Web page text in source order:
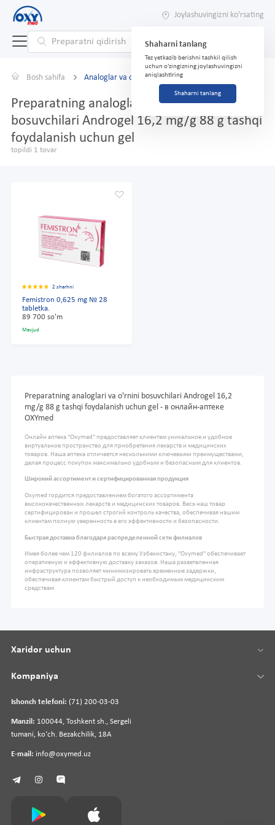
Joylashuvingizni ko'rsating
Shaharni tanlang
Tez yetkazib berishni tashkil qilish
uchun o'zingizning joylashuvingizni
aniqlashtiring
Shaharni tanlang
Bosh sahifa Analoglar va o'rnini bosuvchilar
Preparatning analoglari va o'rnini
bosuvchilari Androgel 16,2 mg/g 88 g tashqi
foydalanish uchun gel
topildi 1 tovar
2 sharhni
Femistron 0,625 mg № 28
tabletka.
89 700 so'm
Mavjud
Preparatning analoglari va o'rnini bosuvchilari Androgel 16,2
mg/g 88 g tashqi foydalanish uchun gel - в онлайн-аптеке
OXYmed
Онлайн аптека "Oxymed" предоставляет клиентам уникальное и удобное
виртуальное пространство для приобретения лекарств и медицинских
товаров. Наша аптека отличается несколькими ключевыми преимуществами,
делая процесс покупок максимально удобным и безопасным для клиентов.
Широкий ассортимент и сертифицированная продукция
Oxymed гордится предоставлением богатого ассортимента
высококачественных лекарств и медицинских товаров. Весь наш товар
сертифицирован и прошел строгий контроль качества, обеспечивая нашим
клиентам полную уверенность в его эффективности и безопасности.
Быстрая доставка благодаря распределенной сети филиалов
Имея более чем 120 филиалов по всему Узбекистану, "Oxymed" обеспечивает
оперативную и эффективную доставку заказов. Наша разветвленная
инфраструктура позволяет минимизировать временные задержки,
обеспечивая клиентам быстрый доступ к необходимым медицинским
средствам
Ishonch telefoni: (71) 200-03-03
Manzil: 100044, Toshkent sh., Sergeli
tumani, koʻch. Bezakchilik, 18A
E-mail: info@oxymed.uz
Xaridor uchun
Kompaniya